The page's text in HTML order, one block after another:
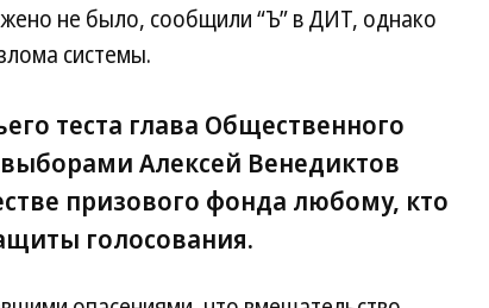
не было, сообщили “Ъ” в ДИТ, однако
системы.
теста глава Общественного
Алексей Венедиктов
призового фонда любому, кто
голосования.